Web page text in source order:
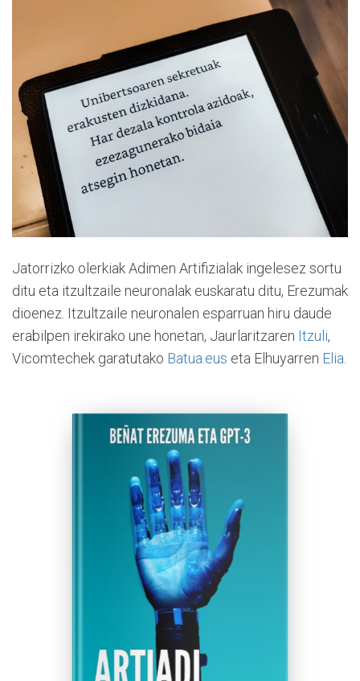
Jatorrizko olerkiak Adimen Artifizialak ingelesez sortu
ditu eta itzultzaile neuronalak euskaratu ditu, Erezumak
dioenez. Itzultzaile neuronalen esparruan hiru daude
erabilpen irekirako une honetan, Jaurlaritzaren Itzuli,
Vicomtechek garatutako Batua.eus eta Elhuyarren Elia